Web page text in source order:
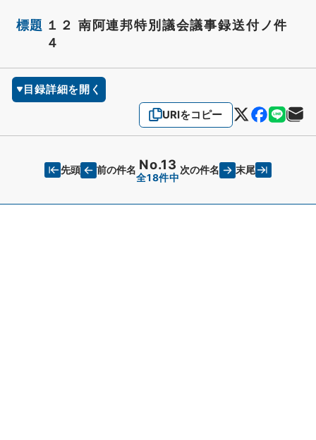
標題 １２ 南阿連邦特別議会議事録送付ノ件
４
目録詳細を開く
URIをコピー
先頭 前の件名 No.13
全18件中
次の件名 末尾